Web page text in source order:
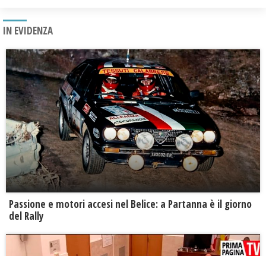
IN EVIDENZA
Passione e motori accesi nel Belice: a Partanna è il giorno
del Rally